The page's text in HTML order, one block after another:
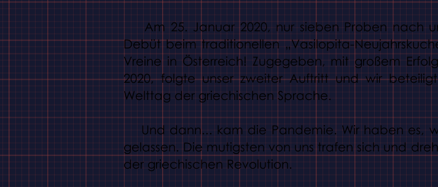
Am 25. Januar 2020, nur sieben Proben nach
Debüt beim traditionellen „Vasilopita-
Vreine in Österreich! Zugegeben, mit großem
2020, folgte unser zweiter Auftritt und wir
Welttag der griechischen Sprache.
Und dann... kam die Pandemie. Wir haben es,
gelassen. Die mutigsten von uns trafen sich und
der griechischen Revolution.